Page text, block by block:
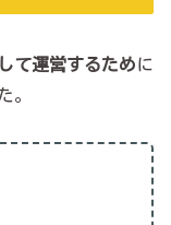
て運営するために
。